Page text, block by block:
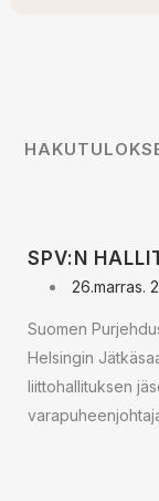
SPV:N
26.marras.
Suomen
Helsingin
liittohallituksen